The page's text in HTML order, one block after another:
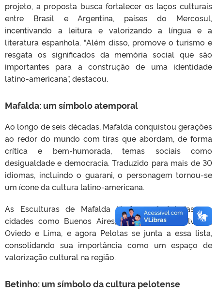
projeto, a proposta busca fortalecer os laços culturais
entre Brasil e Argentina, países do Mercosul,
incentivando a leitura e valorizando a língua e a
literatura espanhola. “Além disso, promove o turismo e
resgata os significados da memória social que são
importantes para a construção de uma identidade
latino-americana”, destacou.
Mafalda: um símbolo atemporal
Ao longo de seis décadas, Mafalda conquistou gerações
ao redor do mundo com tiras que abordam, de forma
crítica e bem-humorada, temas sociais como
desigualdade e democracia. Traduzido para mais de 30
idiomas, incluindo o guarani, o personagem tornou-se
um ícone da cultura latino-americana.
As Esculturas de Mafalda já foram instaladas em
cidades como Buenos Aires, Mendoza, San Salvador,
Oviedo e Lima, e agora Pelotas se junta a essa lista,
consolidando sua importância como um espaço de
valorização cultural na região.
Betinho: um símbolo da cultura pelotense